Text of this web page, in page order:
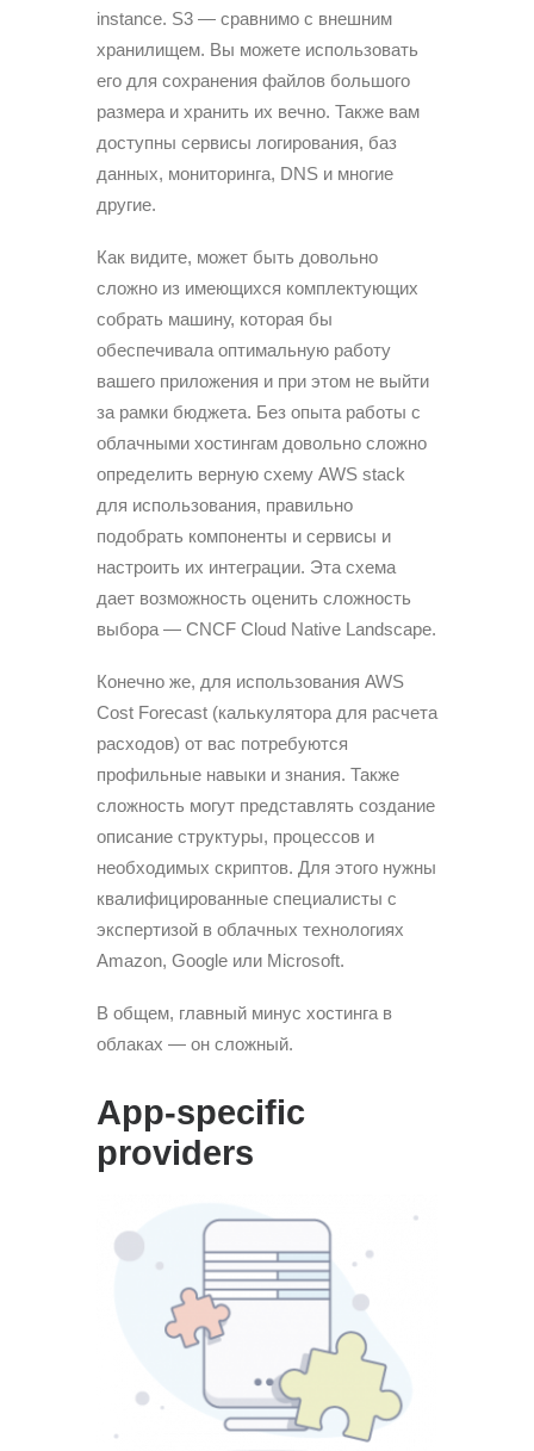
instance. S3 — сравнимо с внешним
хранилищем. Вы можете использовать
его для сохранения файлов большого
размера и хранить их вечно. Также вам
доступны сервисы логирования, баз
данных, мониторинга, DNS и многие
другие.
Как видите, может быть довольно
сложно из имеющихся комплектующих
собрать машину, которая бы
обеспечивала оптимальную работу
вашего приложения и при этом не выйти
за рамки бюджета. Без опыта работы с
облачными хостингам довольно сложно
определить верную схему AWS stack
для использования, правильно
подобрать компоненты и сервисы и
настроить их интеграции. Эта схема
дает возможность оценить сложность
выбора — CNCF Cloud Native Landscape.
Конечно же, для использования AWS
Cost Forecast (калькулятора для расчета
расходов) от вас потребуются
профильные навыки и знания. Также
сложность могут представлять создание
описание структуры, процессов и
необходимых скриптов. Для этого нужны
квалифицированные специалисты с
экспертизой в облачных технологиях
Amazon, Google или Microsoft.
В общем, главный минус хостинга в
облаках — он сложный.
App-specific
providers